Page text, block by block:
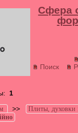
Сфера
Поиск
1
>>
Плиты, духовки